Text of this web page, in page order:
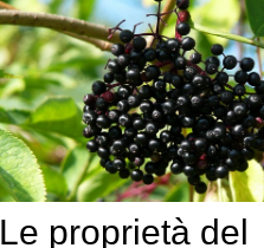
Le proprietà del